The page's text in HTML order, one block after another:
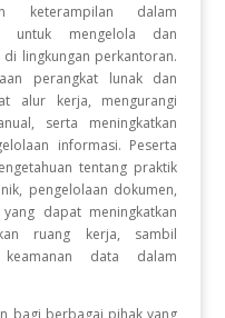
keterampilan dalam
untuk mengelola dan
lingkungan perkantoran.
perangkat lunak dan
alur kerja, mengurangi
serta meningkatkan
informasi. Peserta
tentang praktik
pengelolaan dokumen,
dapat meningkatkan
ruang kerja, sambil
data dalam
bagi berbagai pihak yang